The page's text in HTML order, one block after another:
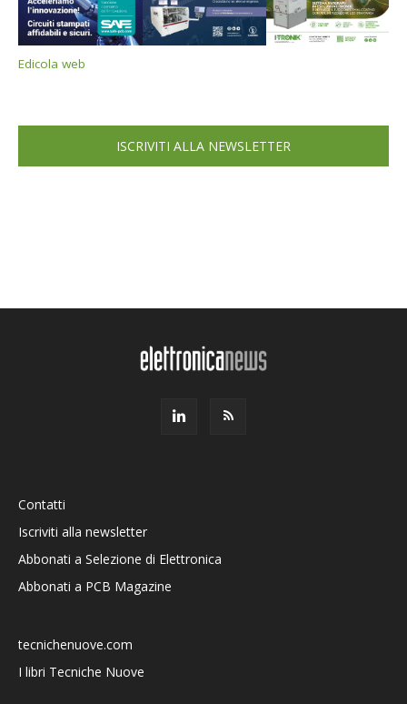
Edicola web
ISCRIVITI ALLA NEWSLETTER
Contatti
Iscriviti alla newsletter
Abbonati a Selezione di Elettronica
Abbonati a PCB Magazine
tecnichenuove.com
I libri Tecniche Nuove